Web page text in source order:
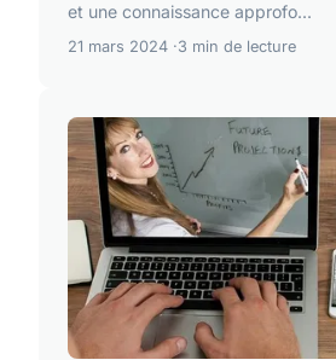
et une connaissance approfo...
21 mars 2024 3 min de lecture